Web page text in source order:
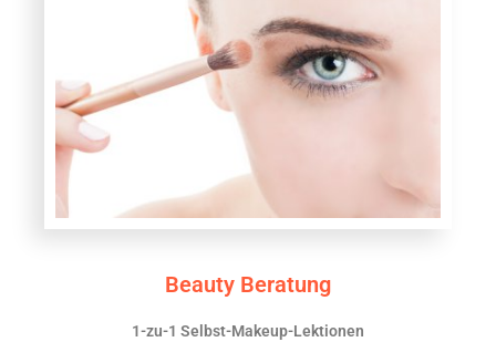
Beauty Beratung
1-zu-1 Selbst-Makeup-Lektionen